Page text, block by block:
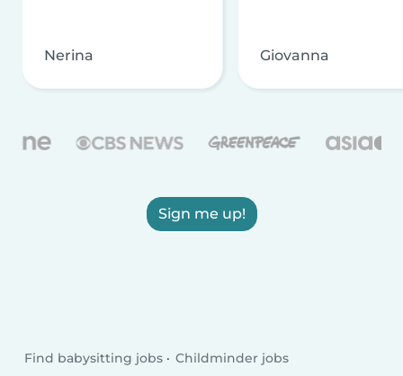
Nerina Giovanna
Sign me up!
Find babysitting jobs Childminder jobs